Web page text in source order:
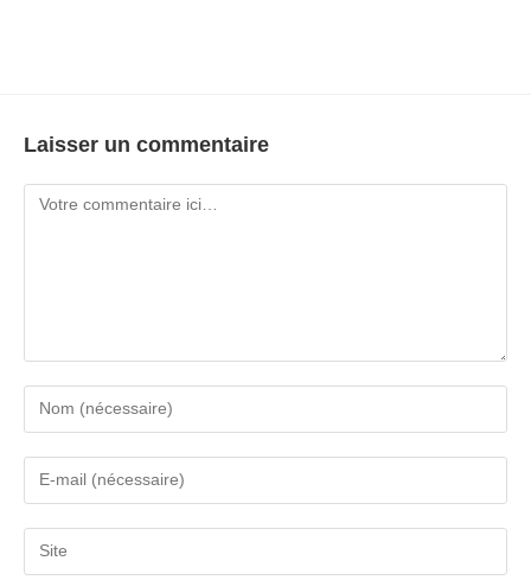
Laisser un commentaire